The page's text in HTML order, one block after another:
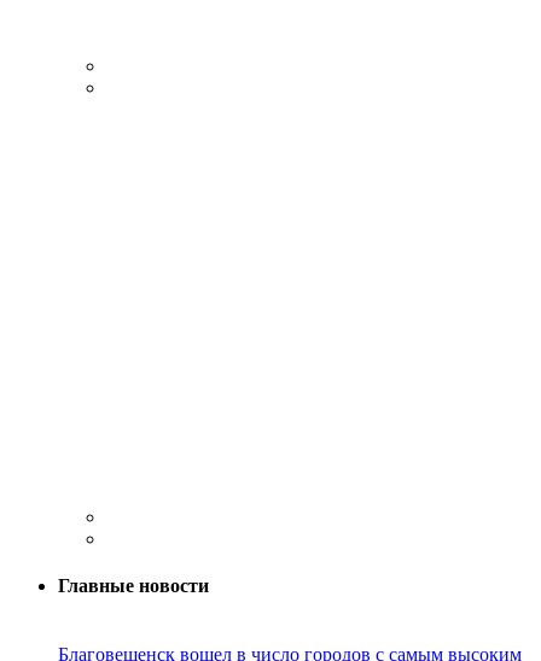
Главные новости
Благовещенск вошел в число городов с самым высоким